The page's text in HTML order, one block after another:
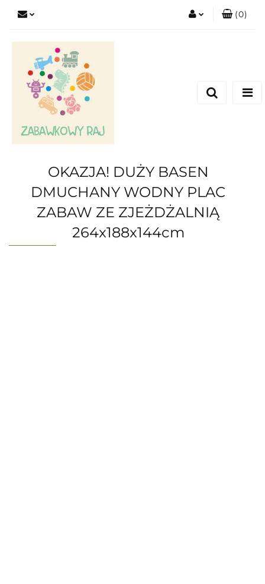
(0)
OKAZJA! DUŻY BASEN
DMUCHANY WODNY PLAC
ZABAW ZE ZJEŻDŻALNIĄ
264x188x144cm